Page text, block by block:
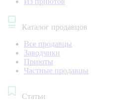
Каталог продавцов
Все продавцы
Заводчики
Приюты
Частные продавцы
Статьи